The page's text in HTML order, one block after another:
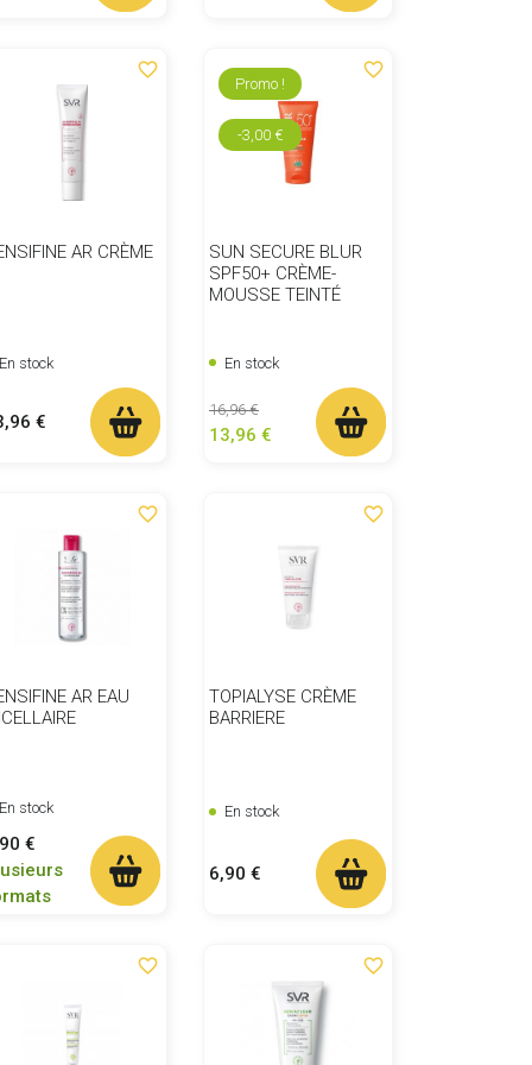
favorite_border
AR CRÈME
En stock
€
favorite_border
SUN SECURE BLUR
SPF50+ CRÈME-
MOUSSE TEINTÉ
En stock
Prix de base
16,96 €Prix
13,96 €
Promo !
-3,00 €
favorite_border
AR EAU
En stock
€
favorite_border
TOPIALYSE CRÈME
BARRIERE
En stock
Prix
6,90 €
favorite_border favorite_border